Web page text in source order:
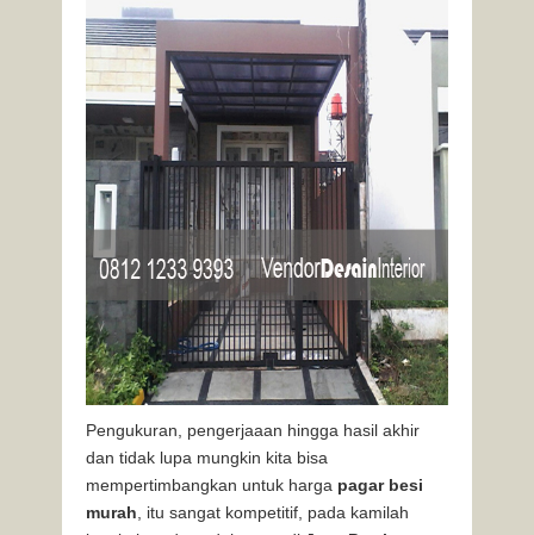
Pengukuran, pengerjaaan hingga hasil akhir
dan tidak lupa mungkin kita bisa
mempertimbangkan untuk harga pagar besi
murah , itu sangat kompetitif, pada kamilah